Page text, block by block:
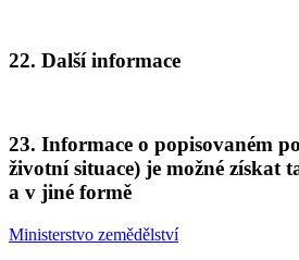
22. Další informace
23. Informace o popisovaném
životní situace) je možné získat
a v jiné formě
Ministerstvo zemědělství